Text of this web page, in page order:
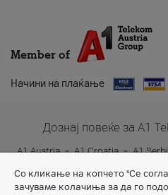
Member of
Начини на плаќање
Дознај повеќе за A1
A1 Austria A1 Croatia A1
A1 Slovenia
Со кликање на копчето "Се
зачуваме колачиња за да го